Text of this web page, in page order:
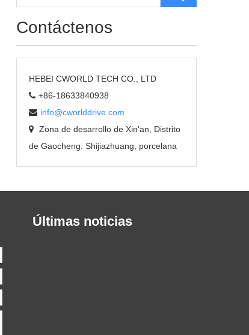
Contáctenos
HEBEI CWORLD TECH CO., LTD
+86-18633840938
info@cworlddrive.com
Zona de desarrollo de Xin'an, Distrito
de Gaocheng. Shijiazhuang, porcelana
Últimas noticias